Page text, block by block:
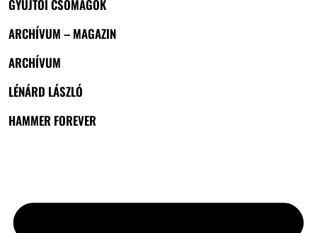
GYŰJTŐI CSOMAGOK
ARCHÍVUM – MAGAZIN
ARCHÍVUM
LÉNÁRD LÁSZLÓ
HAMMER FOREVER